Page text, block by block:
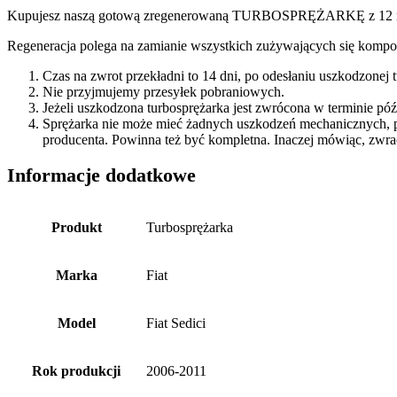
Kupujesz naszą gotową zregenerowaną TURBOSPRĘŻARKĘ z
Regeneracja polega na zamianie wszystkich zużywających się
Czas na zwrot przekładni to 14 dni, po odesłaniu
Nie przyjmujemy przesyłek pobraniowych.
Jeżeli uszkodzona turbosprężarka jest zwrócona w terminie
Sprężarka nie może mieć żadnych uszkodzeń
producenta. Powinna też być kompletna. Inaczej mówiąc,
Informacje dodatkowe
Produkt Turbosprężarka
Marka Fiat
Model Fiat Sedici
Rok produkcji 2006-2011